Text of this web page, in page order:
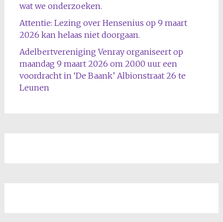
wat we onderzoeken.
Attentie: Lezing over Hensenius op 9 maart
2026 kan helaas niet doorgaan.
Adelbertvereniging Venray organiseert op
maandag 9 maart 2026 om 20.00 uur een
voordracht in ‘De Baank’ Albionstraat 26 te
Leunen